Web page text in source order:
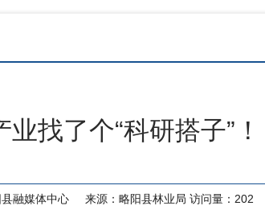
找了个“科研搭子”！
融媒体中心 来源： 略阳县林业局 访问量： 202